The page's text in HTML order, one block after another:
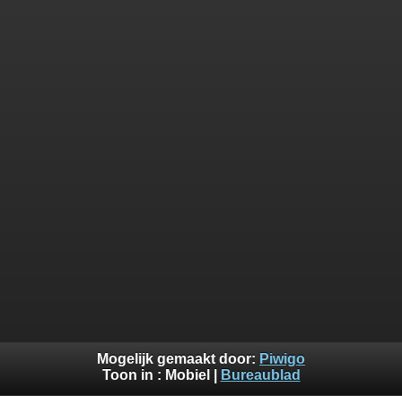
Mogelijk gemaakt door: Piwigo
Toon in : Mobiel Bureaublad